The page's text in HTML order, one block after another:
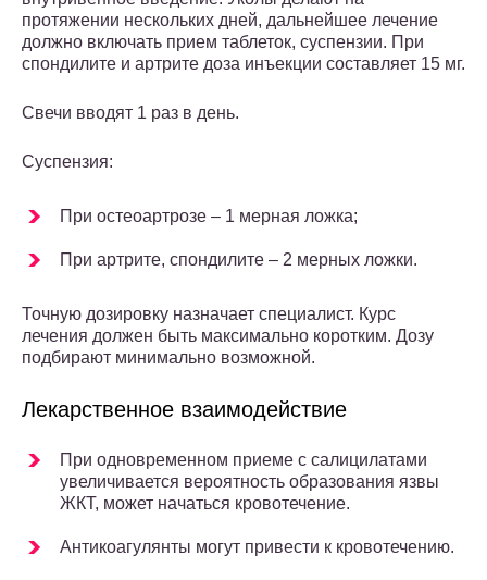
протяжении нескольких дней, дальнейшее лечение
должно включать прием таблеток, суспензии. При
спондилите и артрите доза инъекции составляет 15 мг.
Свечи вводят 1 раз в день.
Суспензия:
При остеоартрозе – 1 мерная ложка;
При артрите, спондилите – 2 мерных ложки.
Точную дозировку назначает специалист. Курс
лечения должен быть максимально коротким. Дозу
подбирают минимально возможной.
Лекарственное взаимодействие
При одновременном приеме с салицилатами
увеличивается вероятность образования язвы
ЖКТ, может начаться кровотечение.
Антикоагулянты могут привести к кровотечению.